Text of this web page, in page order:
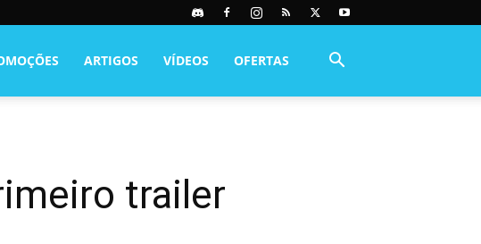
ARTIGOS VÍDEOS OFERTAS
trailer